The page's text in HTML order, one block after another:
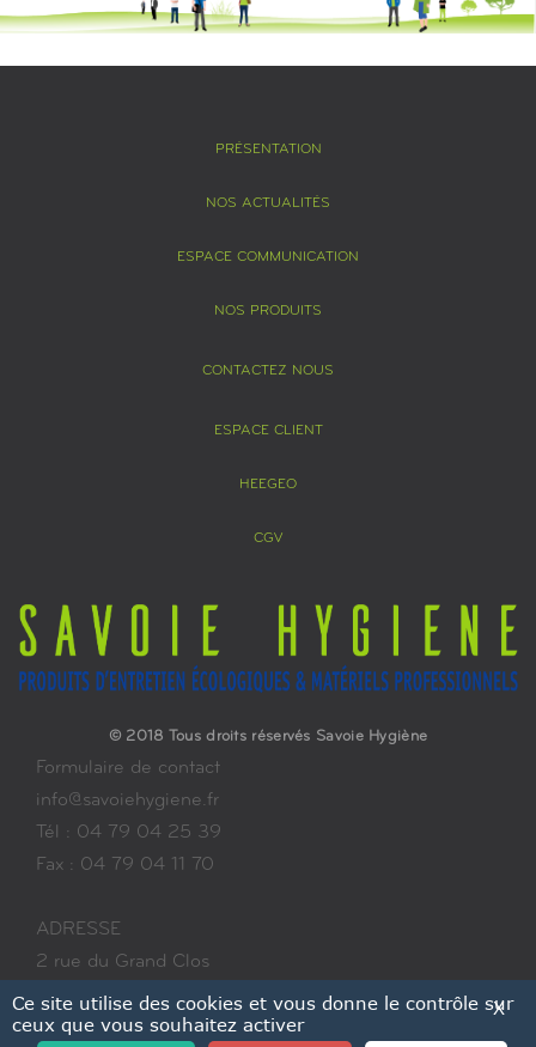
PRÉSENTATION
NOS ACTUALITÉS
ESPACE COMMUNICATION
NOS PRODUITS
CONTACTEZ NOUS
ESPACE CLIENT
HEEGEO
CGV
© 2018 Tous droits réservés Savoie Hygiène
Formulaire de contact
info@savoiehygiene.fr
Tél : 04 79 04 25 39
Fax : 04 79 04 11 70
ADRESSE
2 rue du Grand Clos
ZA les Colombières
73700 BOURG-SAINT-MAURICE
X
Ce site utilise des cookies et vous donne le contrôle sur
ceux que vous souhaitez activer